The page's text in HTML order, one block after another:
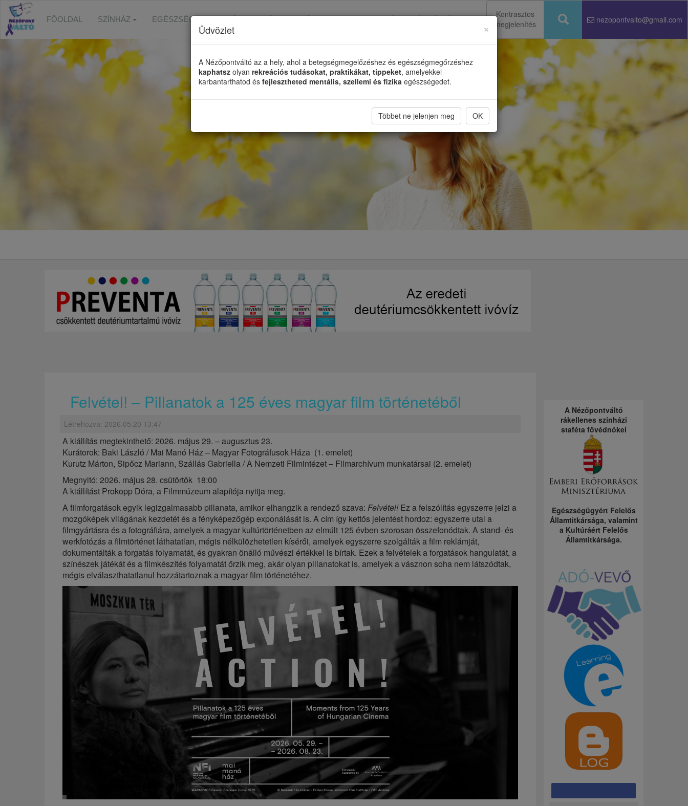
FŐOLDAL SZÍNHÁZ EGÉSZSÉGFEJLESZTÉS
Kontrasztos
megjelenítés
nezopontvalto@gmail.com
Felvétel! – Pillanatok a 125 éves magyar film történetéből
Létrehozva: 2026.05.20 13:47
A kiállítás megtekinthető: 2026. május 29. – augusztus 23.
Kurátorok: Baki László / Mai Manó Ház – Magyar Fotográfusok Háza (1. emelet)
Kurutz Márton, Sipőcz Mariann, Szállás Gabriella / A Nemzeti Filmintézet – Filmarchívum munkatársai (2. emelet)
Megnyitó: 2026. május 28. csütörtök 18:00
A kiállítást Prokopp Dóra, a Filmmúzeum alapítója nyitja meg.
A filmforgatások egyik legizgalmasabb pillanata, amikor elhangzik a rendező szava: Felvétel!Ez a felszólítás egyszerre jelzi a
mozgóképek világának kezdetét és a fényképezőgép exponálását is. A cím így kettős jelentést hordoz: egyszerre utal a
filmgyártásra és a fotográfiára, amelyek a magyar kultúrtörténetben az elmúlt 125 évben szorosan összefonódtak. A stand- és
werkfotózás a filmtörténet láthatatlan, mégis nélkülözhetetlen kísérői, amelyek egyszerre szolgálták a film reklámját,
dokumentálták a forgatás folyamatát, és gyakran önálló művészi értékkel is bírtak. Ezek a felvételek a forgatások hangulatát, a
színészek játékát és a filmkészítés folyamatát őrzik meg, akár olyan pillanatokat is, amelyek a vásznon soha nem látszódtak,
mégis elválaszthatatlanul hozzátartoznak a magyar film történetéhez.
A Nézőpontváltó
rákellenes színházi
staféta fővédnökei
Egészségügyért Felelős
Államtitkársága, valamint
a Kultúráért Felelős
Államtitkársága.
×
Üdvözlet
A Nézőpontváltó az a hely, ahol a betegségmegelőzéshez és egészségmegőrzéshez
kaphatsz olyan rekreációs tudásokat, praktikákat, tippeket, amelyekkel
karbantarthatod és fejlesztheted mentális, szellemi és fizika egészségedet.
Többet ne jelenjen meg OK